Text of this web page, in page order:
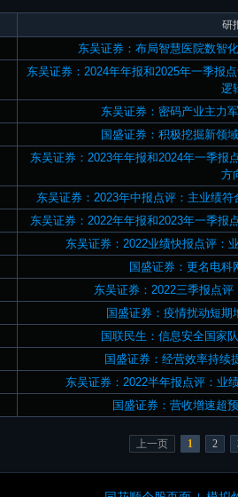
研
东吴证券：布局智慧医院数智
东吴证券：2024年年报和2025年一季报
逻
东吴证券：密码产业主力
国盛证券：积极挖掘新领
东吴证券：2023年年报和2024年一季报
方
东吴证券：2023年中报点评：主业绩
东吴证券：2022年年报和2023年一季报
东吴证券：2022业绩快报点评：
国盛证券：更名电科
东吴证券：2022三季报点
国盛证券：疫情扰动短
国联民生：信息安全国家
国盛证券：经营效率持续
东吴证券：2022半年报点评：业
国盛证券：营收增速超
上一页 1 2